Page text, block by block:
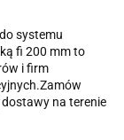
systemu
fi 200 mm to
i firm
Zamów
na terenie